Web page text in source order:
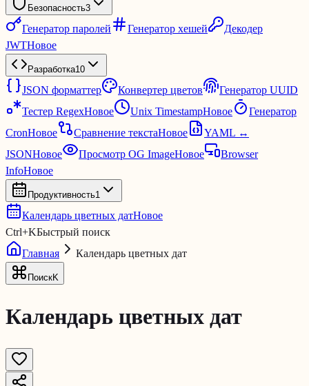
Безопасность3
Генератор паролей Генератор хешей
Декодер
JWTНовое
Разработка10
JSON форматтер Конвертер цветов
Генератор UUID
Тестер RegexНовое Unix TimestampНовое
Генератор
CronНовое Сравнение текстаНовое
YAML ↔
JSONНовое Просмотр OG ImageНовое
Browser
InfoНовое
Продуктивность1
Календарь цветных датНовое
Ctrl+KБыстрый поиск
Главная
Календарь цветных дат
ПоискK
Календарь цветных дат